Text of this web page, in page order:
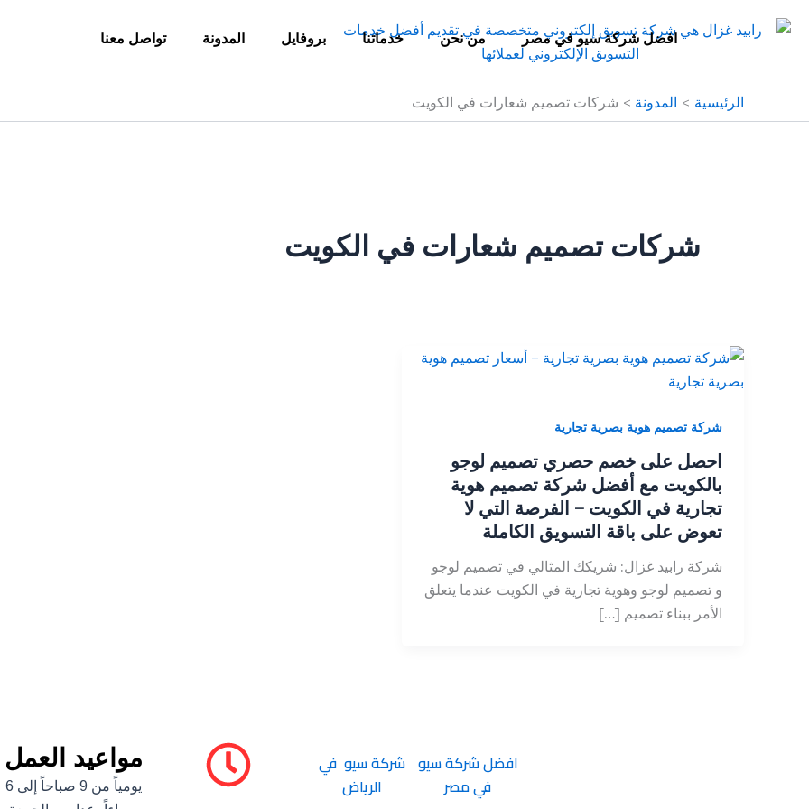
إلى
افضل شركة سيو في مصر من نحن خدماتنا بروفايل المدونة تواصل معنا
الرئيسية المدونة شركات تصميم شعارات في الكويت
شركات تصميم شعارات في الكويت
شركة تصميم هوية بصرية تجارية
احصل على خصم حصري تصميم لوجو
بالكويت مع أفضل شركة تصميم هوية
تجارية في الكويت – الفرصة التي لا
تعوض على باقة التسويق الكاملة
شركة رابيد غزال: شريكك المثالي في تصميم لوجو
و تصميم لوجو وهوية تجارية في الكويت عندما يتعلق
الأمر ببناء تصميم […]
افضل شركة سيو
في مصر
شركة سيو في
الرياض
مواعيد العمل
يومياً من 9 صباحاً إلى 6